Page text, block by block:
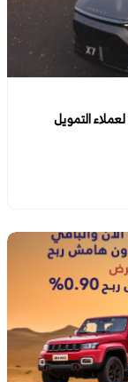
تعرف على أحدث عروض بايك السعودية لعام 2024 لعملاء التمويل